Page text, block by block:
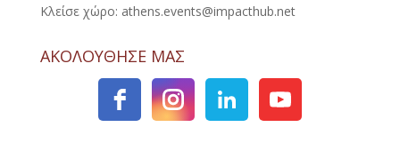
Κλείσε χώρο: athens.events@impacthub.net
ΑΚΟΛΟΥΘΗΣΕ ΜΑΣ